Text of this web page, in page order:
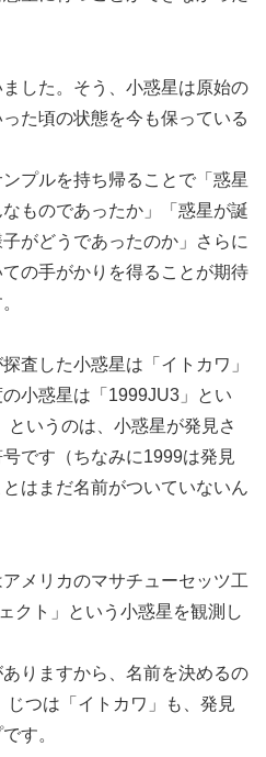
した。そう、小惑星は原始の
た頃の状態を今も保っている
プルを持ち帰ることで「惑星
ものであったか」「惑星が誕
がどうであったのか」さらに
の手がかりを得ることが期待
査した小惑星は「イトカワ」
小惑星は「1999JU3」とい
いうのは、小惑星が発見さ
です（ちなみに1999は発見
はまだ名前がついていないん
メリカのマサチューセッツ工
クト」という小惑星を観測し
りますから、名前を決めるの
つは「イトカワ」も、発見
す。